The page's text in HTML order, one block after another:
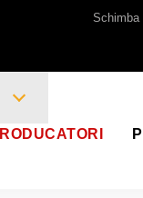
Schimba